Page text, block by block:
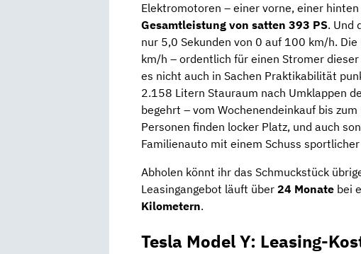
Elektromotoren – einer vorne, einer
Gesamtleistung von satten 393 PS. Und
nur 5,0 Sekunden von 0 auf 100 km/h.
km/h – ordentlich für einen Stromer
es nicht auch in Sachen Praktikabilität
2.158 Litern Stauraum nach Umklappen
begehrt – vom Wochenendeinkauf bis
Personen finden locker Platz, und auch
Familienauto mit einem Schuss sportlicher
Abholen könnt ihr das Schmuckstück
Leasingangebot läuft über 24 Monate bei
Kilometern.
Tesla Model Y: Leasing-